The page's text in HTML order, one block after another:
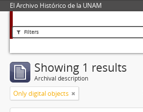
El Archivo Histórico de la UNAM
Filters
Showing 1 results
Archival description
Only digital objects